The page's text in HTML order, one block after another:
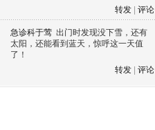
转发
评论
急诊科于莺 出门时发现没下雪，还有
太阳，还能看到蓝天，惊呼这一天值
了！
转发
评论